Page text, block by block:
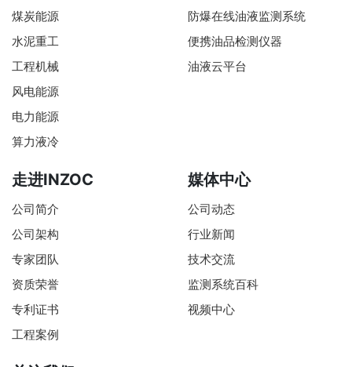
煤炭能源
水泥重工
工程机械
风电能源
电力能源
算力液冷
防爆在线油液监测系统
便携油品检测仪器
油液云平台
走进INZOC
公司简介
公司架构
专家团队
资质荣誉
专利证书
工程案例
媒体中心
公司动态
行业新闻
技术交流
监测系统百科
视频中心